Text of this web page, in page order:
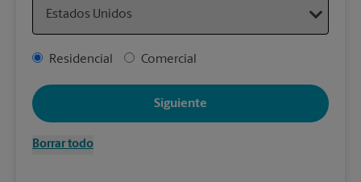
Address Type
Residencial Comercial
Borrar todo
Siguiente